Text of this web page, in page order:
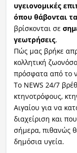
υγειονομικές
όπου θάβονται
βρίσκονται σε
γεωτρήσεις.
Πώς μας βρήκε
κολλητική
πρόσφατα από το
Το NEWS 24/7
κτηνοτρόφους,
Αιγαίου για να
διαχείριση και
σήμερα, πιθανώς
δημόσια υγεία.